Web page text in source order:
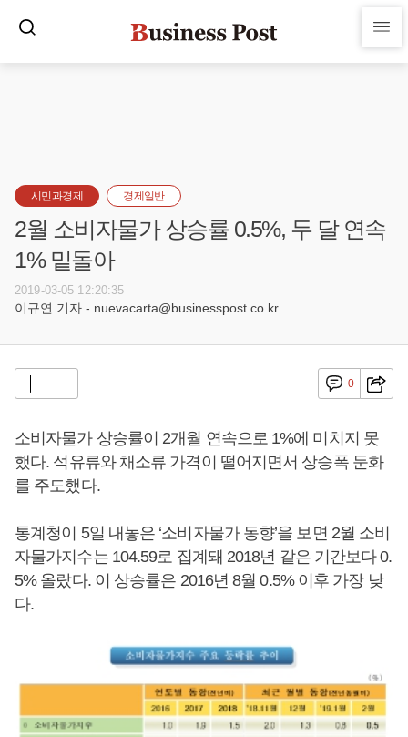
시민과경제 경제일반
2월 소비자물가 상승률 0.5%, 두 달 연속
1% 밑돌아
2019-03-05 12:20:35
이규연 기자 - nuevacarta@businesspost.co.kr
0
소비자물가 상승률이 2개월 연속으로 1%에 미치지 못
했다. 석유류와 채소류 가격이 떨어지면서 상승폭 둔화
를 주도했다.
통계청이 5일 내놓은 ‘소비자물가 동향’을 보면 2월 소비
자물가지수는 104.59로 집계돼 2018년 같은 기간보다 0.
5% 올랐다. 이 상승률은 2016년 8월 0.5% 이후 가장 낮
다.